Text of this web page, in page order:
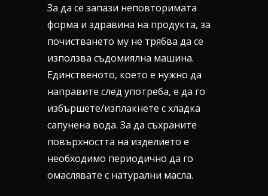
За да се запази неповторимата
форма и здравина на продукта, за
почистването му не трябва да се
използва съдомиялна машина.
Единственото, което е нужно да
направите след употреба, е да го
избършете/изплакнете с хладка
сапунена вода. За да съхраните
повърхността на изделието е
необходимо периодично да го
омаслявате с натурални масла.